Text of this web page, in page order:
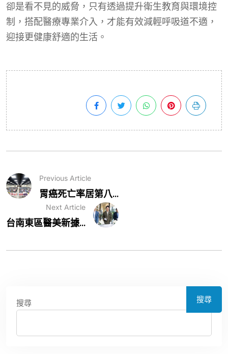
卻是看不見的威脅，只有透過提升衛生教育與環境控
制，搭配醫療專業介入，才能有效減輕呼吸道不適，
迎接更健康舒適的生活。
Previous Article
胃癌死亡率居第八...
Next Article
台南東區醫美新據...
搜尋 搜尋